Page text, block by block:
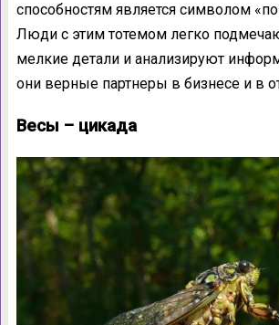
способностям является символом
Люди с этим тотемом легко
мелкие детали и анализируют
они верные партнеры в бизнесе и в
Весы – цикада